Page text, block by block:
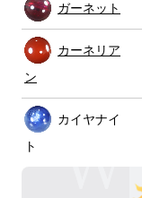
ガーネット
カーネリア
ン
カイヤナイ
ト